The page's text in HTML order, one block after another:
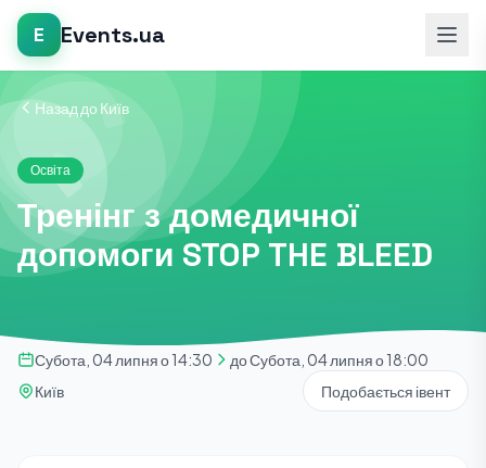
E Events.ua
Назад до Київ
Освіта
Тренінг з домедичної
допомоги STOP THE BLEED
Субота, 04 липня о 14:30
до Субота, 04 липня о 18:00
Київ
Подобається івент